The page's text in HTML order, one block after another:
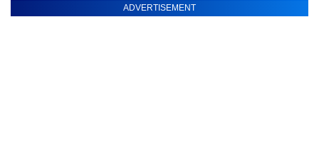
ADVERTISEMENT